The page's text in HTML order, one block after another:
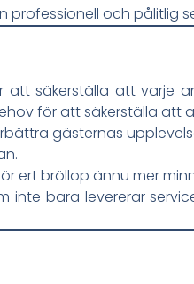
och pålitlig
att säkerställa att varje
för att säkerställa att
gästernas
ert bröllop ännu mer
inte bara levererar